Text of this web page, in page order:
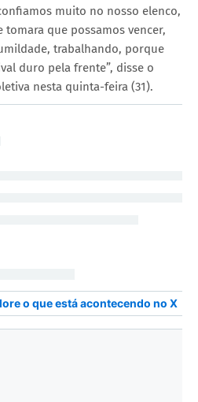
muito no nosso elenco,
que possamos vencer,
trabalhando, porque
duro pela frente”, disse o
nesta quinta-feira (31).